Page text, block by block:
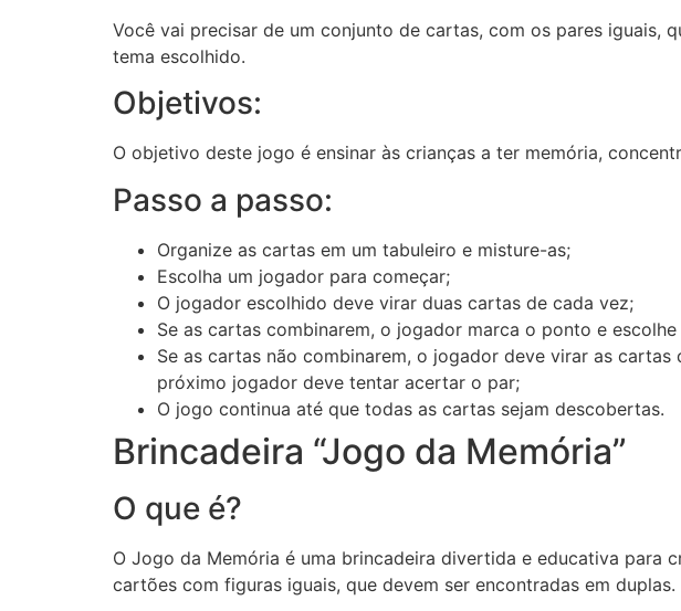
Você vai precisar de um conjunto de cartas, com os pares iguais,
tema escolhido.
Objetivos:
O objetivo deste jogo é ensinar às crianças a ter memória,
Passo a passo:
Organize as cartas em um tabuleiro e misture-as;
Escolha um jogador para começar;
O jogador escolhido deve virar duas cartas de cada vez;
Se as cartas combinarem, o jogador marca o ponto e
Se as cartas não combinarem, o jogador deve virar as
próximo jogador deve tentar acertar o par;
O jogo continua até que todas as cartas sejam descobertas.
Brincadeira “Jogo da Memória”
O que é?
O Jogo da Memória é uma brincadeira divertida e educativa para
cartões com figuras iguais, que devem ser encontradas em duplas.